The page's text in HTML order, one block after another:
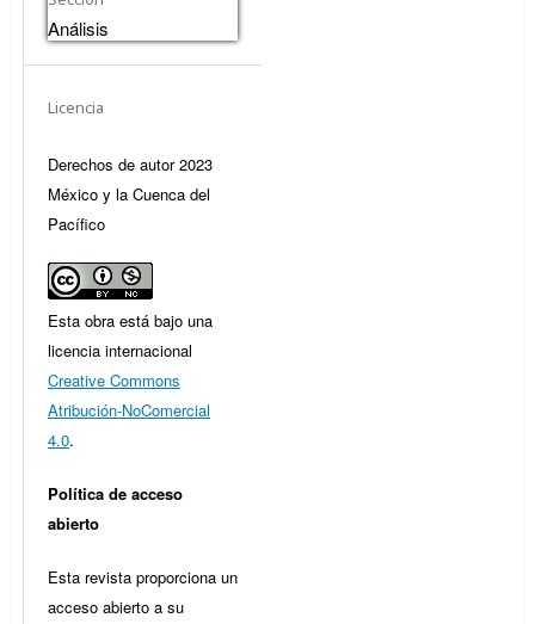
Análisis
Licencia
Derechos de autor 2023
México y la Cuenca del
Pacífico
Esta obra está bajo una
licencia internacional
Creative Commons
Atribución-NoComercial
4.0.
Política de acceso
abierto
Esta revista proporciona un
acceso abierto a su